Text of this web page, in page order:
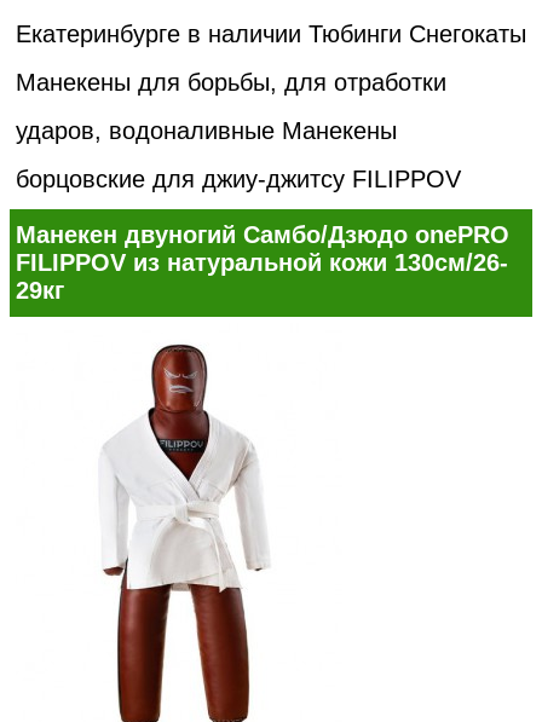
Екатеринбурге в наличии Тюбинги Снегокаты
Манекены для борьбы, для отработки
ударов, водоналивные Манекены
борцовские для джиу-джитсу FILIPPOV
Манекен двуногий Самбо/Дзюдо onePRO
FILIPPOV из натуральной кожи 130см/26-
29кг